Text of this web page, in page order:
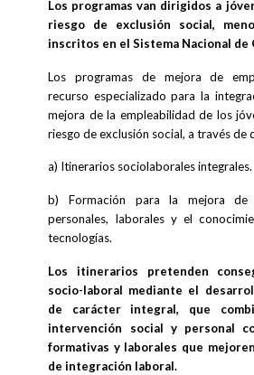
Los programas van dirigidos a
riesgo de exclusión social,
inscritos en el Sistema Nacional de
Los programas de mejora de
recurso especializado para la
mejora de la empleabilidad de los
riesgo de exclusión social, a través de
a) Itinerarios sociolaborales integrales.
b) Formación para la mejora de
personales, laborales y el
tecnologías.
Los itinerarios pretenden
socio-laboral mediante el
de carácter integral, que
intervención social y personal
formativas y laborales que
de integración laboral.